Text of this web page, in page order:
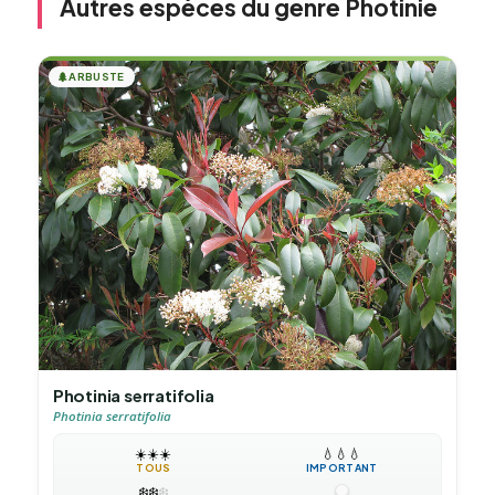
Autres espèces du genre Photinie
🌲ARBUSTE
Photinia serratifolia
Photinia serratifolia
☀️☀️☀️
TOUS
💧 💧 💧
IMPORTANT
❄️❄️❄️